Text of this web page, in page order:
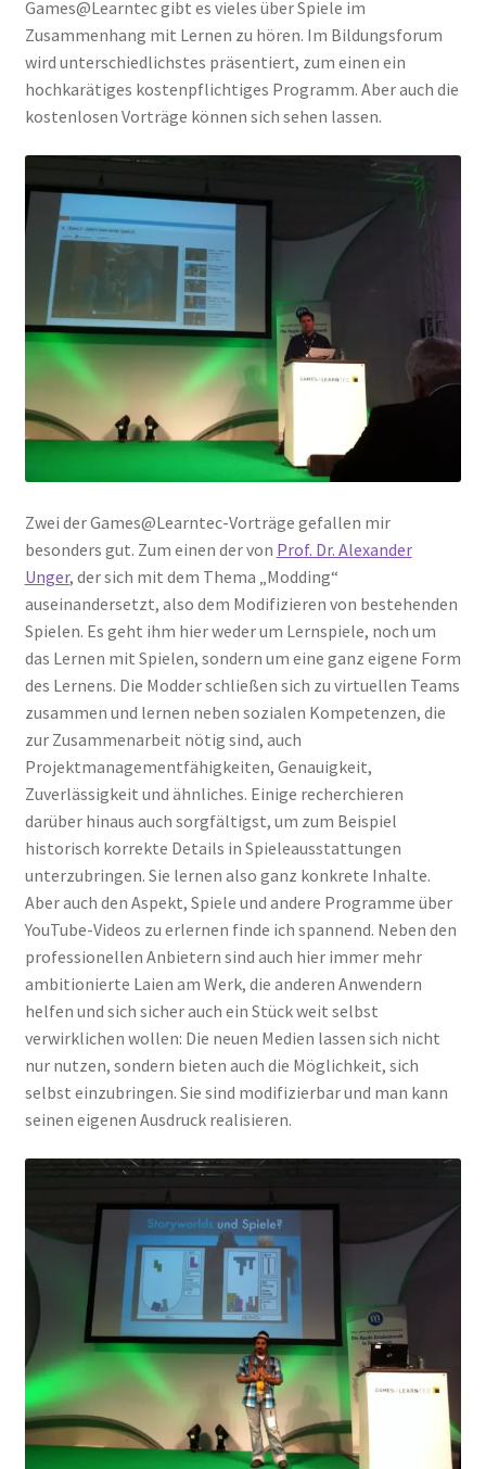
Games@Learntec gibt es vieles über Spiele im
Zusammenhang mit Lernen zu hören. Im Bildungsforum
wird unterschiedlichstes präsentiert, zum einen ein
hochkarätiges kostenpflichtiges Programm. Aber auch die
kostenlosen Vorträge können sich sehen lassen.
Zwei der Games@Learntec-Vorträge gefallen mir
besonders gut. Zum einen der von Prof. Dr. Alexander
Unger, der sich mit dem Thema „Modding“
auseinandersetzt, also dem Modifizieren von bestehenden
Spielen. Es geht ihm hier weder um Lernspiele, noch um
das Lernen mit Spielen, sondern um eine ganz eigene Form
des Lernens. Die Modder schließen sich zu virtuellen Teams
zusammen und lernen neben sozialen Kompetenzen, die
zur Zusammenarbeit nötig sind, auch
Projektmanagementfähigkeiten, Genauigkeit,
Zuverlässigkeit und ähnliches. Einige recherchieren
darüber hinaus auch sorgfältigst, um zum Beispiel
historisch korrekte Details in Spieleausstattungen
unterzubringen. Sie lernen also ganz konkrete Inhalte.
Aber auch den Aspekt, Spiele und andere Programme über
YouTube-Videos zu erlernen finde ich spannend. Neben den
professionellen Anbietern sind auch hier immer mehr
ambitionierte Laien am Werk, die anderen Anwendern
helfen und sich sicher auch ein Stück weit selbst
verwirklichen wollen: Die neuen Medien lassen sich nicht
nur nutzen, sondern bieten auch die Möglichkeit, sich
selbst einzubringen. Sie sind modifizierbar und man kann
seinen eigenen Ausdruck realisieren.